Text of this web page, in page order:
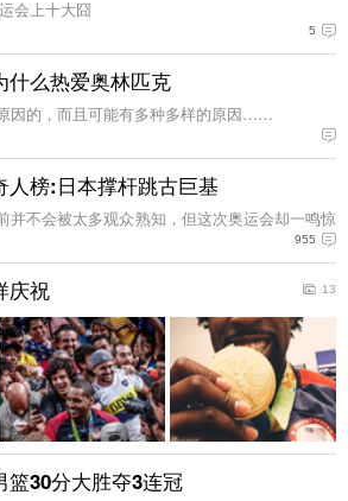
会上十大囧
5
什么热爱奥林匹克
因的，而且可能有多种多样的原因……
人榜:日本撑杆跳古巨基
并不会被太多观众熟知，但这次奥运会却一鸣惊
955
庆祝 13
篮30分大胜夺3连冠